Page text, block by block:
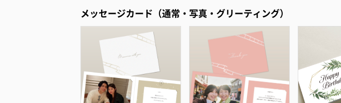
メッセージカード（通常・写真・グリーティング）